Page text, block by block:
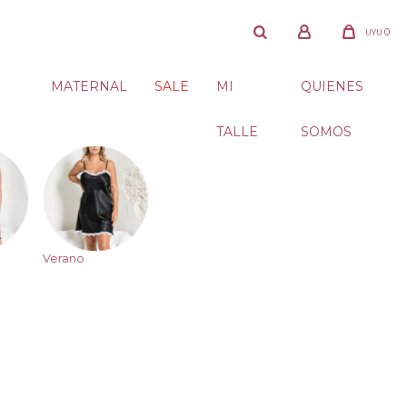
MATERNAL SALE MI
TALLE
QUIENES
SOMOS
UYU 0
Verano